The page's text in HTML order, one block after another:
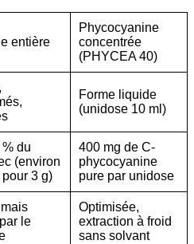
entière
Phycocyanine
concentrée
(PHYCEA 40)
Forme liquide
(unidose 10 ml)
du
(environ
3 g)
400 mg de C-
phycocyanine
pure par unidose
le
Optimisée,
extraction à froid
sans solvant